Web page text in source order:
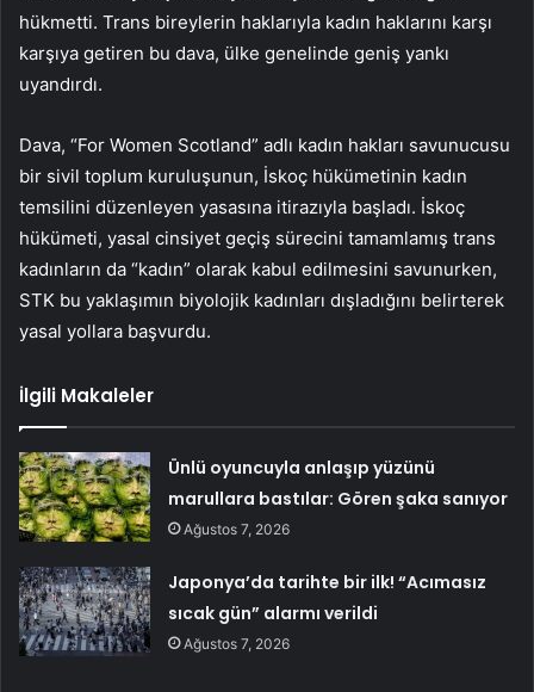
hükmetti. Trans bireylerin haklarıyla kadın haklarını karşı
karşıya getiren bu dava, ülke genelinde geniş yankı
uyandırdı.
Dava, “For Women Scotland” adlı kadın hakları savunucusu
bir sivil toplum kuruluşunun, İskoç hükümetinin kadın
temsilini düzenleyen yasasına itirazıyla başladı. İskoç
hükümeti, yasal cinsiyet geçiş sürecini tamamlamış trans
kadınların da “kadın” olarak kabul edilmesini savunurken,
STK bu yaklaşımın biyolojik kadınları dışladığını belirterek
yasal yollara başvurdu.
İlgili Makaleler
Ünlü oyuncuyla anlaşıp yüzünü
marullara bastılar: Gören şaka sanıyor
Ağustos 7, 2026
Japonya’da tarihte bir ilk! “Acımasız
sıcak gün” alarmı verildi
Ağustos 7, 2026